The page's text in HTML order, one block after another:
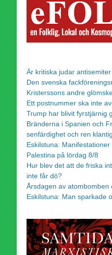
Är kritiska judar
Den svenska
Kristerssons andre
Ett postnummer ska inte
Trump har blivit fyrstjärnig
Bränderna i Spanien och
senfärdighet och ren
Eskilstuna:
Palestina på lördag 8/8
Hur blev det att de friska
inte får dö?
Årsdagen av atombomben
Eskilstuna: Man sparkade